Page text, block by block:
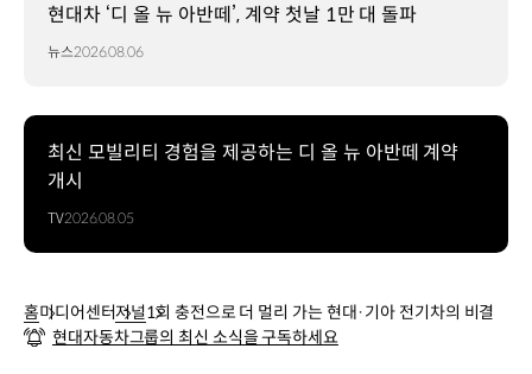
현대차 ‘디 올 뉴 아반떼’, 계약 첫날 1만 대 돌파
뉴스2026.08.06
최신 모빌리티 경험을 제공하는 디 올 뉴 아반떼 계약
개시
TV2026.08.05
홈미디어센터저널1회 충전으로 더 멀리 가는 현대·기아 전기차의 비결
현대자동차그룹의 최신 소식을 구독하세요